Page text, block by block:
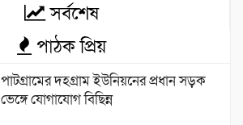
সর্বশেষ
পাঠক প্রিয়
পাটগ্রামের দহগ্রাম ইউনিয়নের প্রধান সড়ক
ভেঙ্গে যোগাযোগ বিছিন্ন